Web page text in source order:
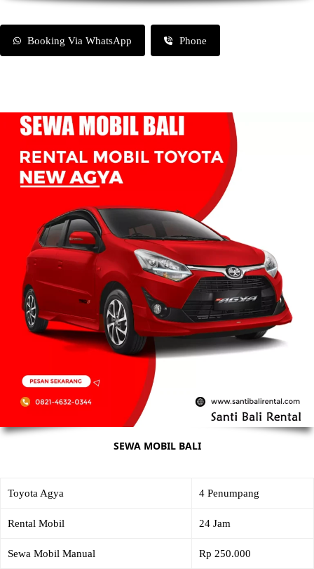
Booking Via WhatsApp Phone
SEWA MOBIL BALI
Toyota Agya 4 Penumpang
Rental Mobil 24 Jam
Sewa Mobil Manual Rp 250.000